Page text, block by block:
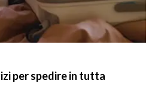
per spedire in tutta